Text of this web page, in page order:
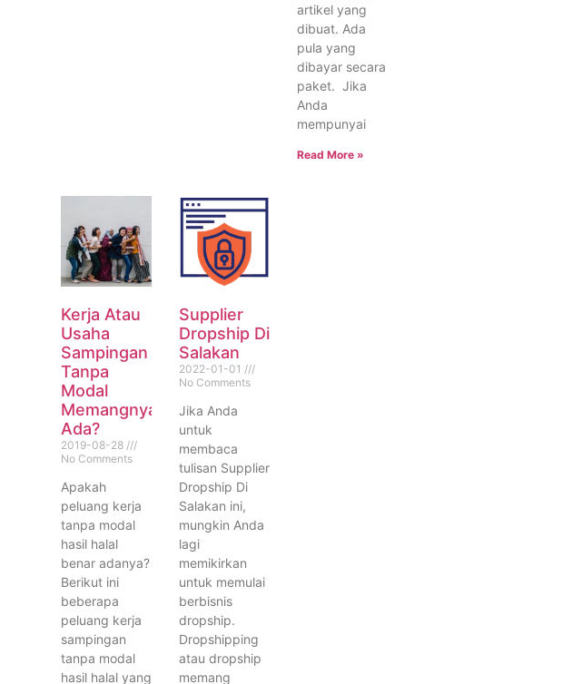
artikel yang
dibuat. Ada
pula yang
dibayar secara
paket. Jika
Anda
mempunyai
Read More »
Kerja Atau
Usaha
Sampingan
Tanpa
Modal
Memangnya
Ada?
2019-08-28
No Comments
Apakah
peluang kerja
tanpa modal
hasil halal
benar adanya?
Berikut ini
beberapa
peluang kerja
sampingan
tanpa modal
hasil halal yang
Supplier
Dropship Di
Salakan
2022-01-01
No Comments
Jika Anda
untuk
membaca
tulisan Supplier
Dropship Di
Salakan ini,
mungkin Anda
lagi
memikirkan
untuk memulai
berbisnis
dropship.
Dropshipping
atau dropship
memang